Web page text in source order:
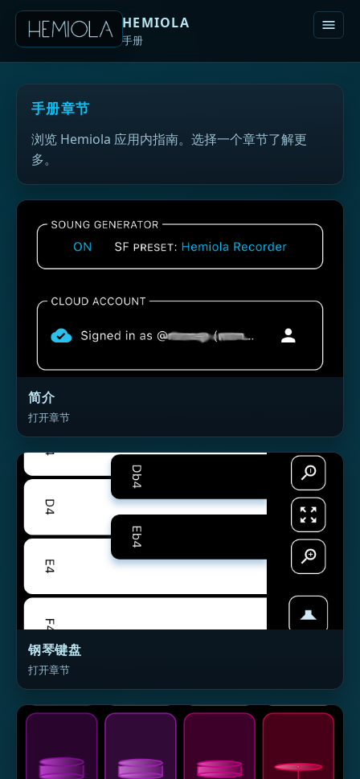
HEMIOLA
手册
手册章节
浏览 Hemiola 应用内指南。选择一个章节了解更
多。
简介
打开章节
钢琴键盘
打开章节